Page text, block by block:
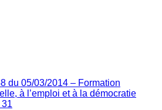
du 05/03/2014 – Formation
à l’emploi et à la démocratie